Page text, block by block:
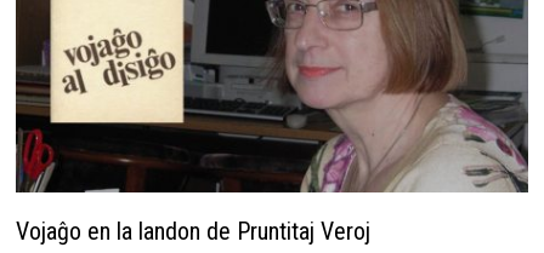
Vojaĝo en la landon de Pruntitaj Veroj